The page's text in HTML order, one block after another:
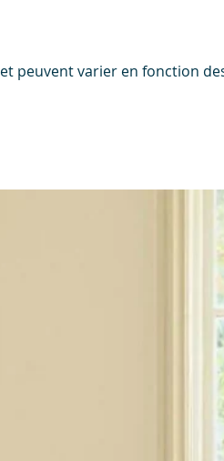
peuvent varier en fonction